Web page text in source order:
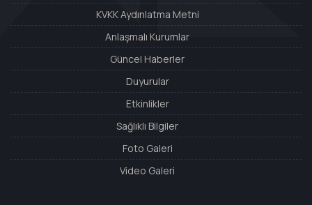
KVKK Aydınlatma Metni
Anlaşmalı Kurumlar
Güncel Haberler
Duyurular
Etkinlikler
Sağlıklı Bilgiler
Foto Galeri
Video Galeri